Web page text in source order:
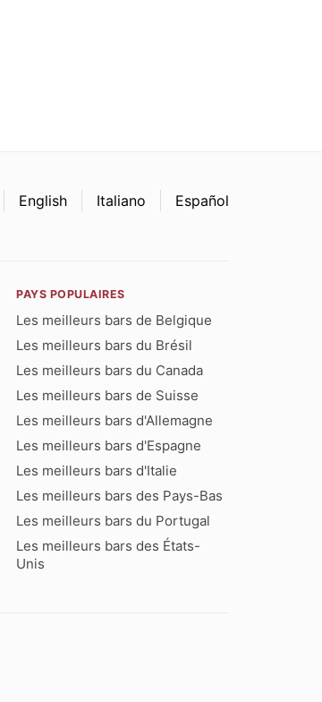
English Italiano Español
PAYS POPULAIRES
Les meilleurs bars de Belgique
Les meilleurs bars du Brésil
Les meilleurs bars du Canada
Les meilleurs bars de Suisse
Les meilleurs bars d'Allemagne
Les meilleurs bars d'Espagne
Les meilleurs bars d'Italie
Les meilleurs bars des Pays-Bas
Les meilleurs bars du Portugal
Les meilleurs bars des États-
Unis